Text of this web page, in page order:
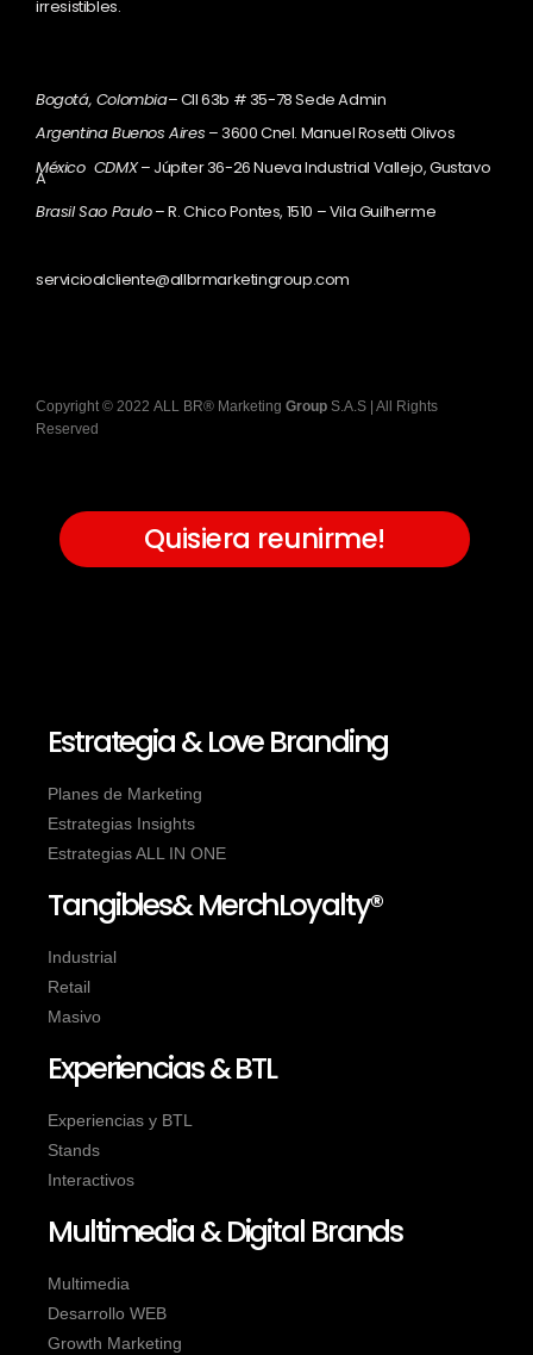
irresistibles.
Bogotá, Colombia– Cll 63b # 35-78 Sede Admin
Argentina Buenos Aires – 3600 Cnel. Manuel Rosetti Olivos
México CDMX– Júpiter 36-26 Nueva Industrial Vallejo, Gustavo
A
Brasil Sao Paulo– R. Chico Pontes, 1510 – Vila Guilherme
servicioalcliente@allbrmarketingroup.com
Copyright © 2022 ALL BR® Marketing Group S.A.S | All Rights
Reserved
Quisiera reunirme!
Estrategia & Love Branding
Planes de Marketing
Estrategias Insights
Estrategias ALL IN ONE
Tangibles& MerchLoyalty®
Industrial
Retail
Masivo
Experiencias & BTL
Experiencias y BTL
Stands
Interactivos
Multimedia & Digital Brands
Multimedia
Desarrollo WEB
Growth Marketing